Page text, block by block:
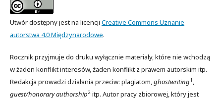
Utwór dostępny jest na licencji Creative Commons Uznanie
autorstwa 4.0 Międzynarodowe.
Rocznik przyjmuje do druku wyłącznie materiały, które nie wchodzą
w żaden konflikt interesów, żaden konflikt z prawem autorskim itp.
Redakcja prowadzi działania przeciw: plagiatom,ghostwriting1 ,
guest/honorary authorship2 itp. Autor pracy zbiorowej, który jest